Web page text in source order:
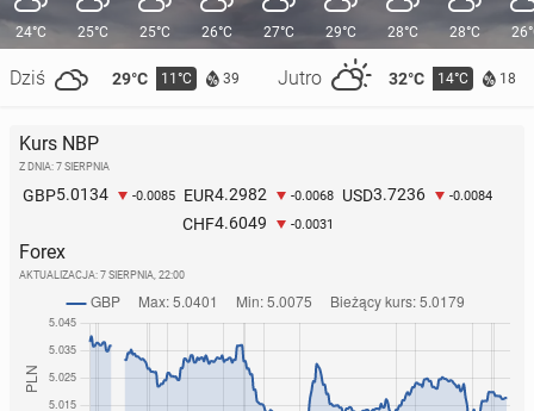
24°C
Dziś 29°C 11°C 39 Jutro 32°C 14°C 18
25°C 25°C 26°C 27°C 29°C 28°C 28°C
Kurs NBP
Z DNIA: 7 SIERPNIA
GBP5.0134 -0.0085 EUR4.2982 -0.0068 USD3.7236 -0.0084
CHF4.6049 -0.0031
Forex
AKTUALIZACJA: 7 SIERPNIA, 22:00